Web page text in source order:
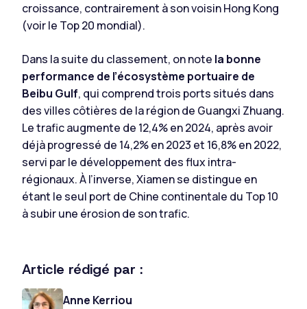
Article rédigé par :
Anne Kerriou
croissance, contrairement à son voisin Hong Kong
(voir le Top 20 mondial).
Dans la suite du classement, on note la bonne
performance de l’écosystème portuaire de
Beibu Gulf, qui comprend trois ports situés dans
des villes côtières de la région de Guangxi Zhuang.
Le trafic augmente de 12,4% en 2024, après avoir
déjà progressé de 14,2% en 2023 et 16,8% en 2022,
servi par le développement des flux intra-
régionaux. À l’inverse, Xiamen se distingue en
étant le seul port de Chine continentale du Top 10
à subir une érosion de son trafic.